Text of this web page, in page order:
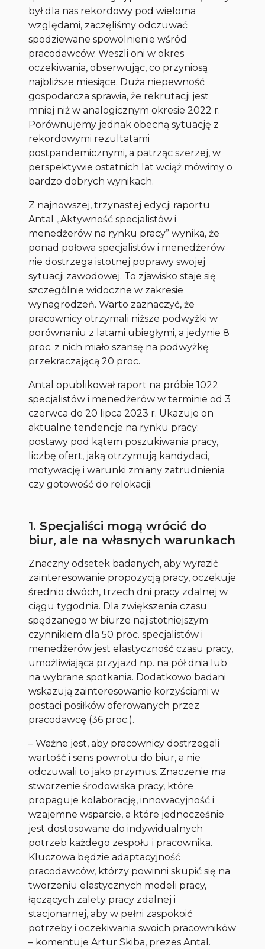
był dla nas rekordowy pod wieloma
względami, zaczęliśmy odczuwać
spodziewane spowolnienie wśród
pracodawców. Weszli oni w okres
oczekiwania, obserwując, co przyniosą
najbliższe miesiące. Duża niepewność
gospodarcza sprawia, że rekrutacji jest
mniej niż w analogicznym okresie 2022 r.
Porównujemy jednak obecną sytuację z
rekordowymi rezultatami
postpandemicznymi, a patrząc szerzej, w
perspektywie ostatnich lat wciąż mówimy o
bardzo dobrych wynikach.
Z najnowszej, trzynastej edycji raportu
Antal „Aktywność specjalistów i
menedżerów na rynku pracy” wynika, że
ponad połowa specjalistów i menedżerów
nie dostrzega istotnej poprawy swojej
sytuacji zawodowej. To zjawisko staje się
szczególnie widoczne w zakresie
wynagrodzeń. Warto zaznaczyć, że
pracownicy otrzymali niższe podwyżki w
porównaniu z latami ubiegłymi, a jedynie 8
proc. z nich miało szansę na podwyżkę
przekraczającą 20 proc.
Antal opublikował raport na próbie 1022
specjalistów i menedżerów w terminie od 3
czerwca do 20 lipca 2023 r. Ukazuje on
aktualne tendencje na rynku pracy:
postawy pod kątem poszukiwania pracy,
liczbę ofert, jaką otrzymują kandydaci,
motywację i warunki zmiany zatrudnienia
czy gotowość do relokacji.
1. Specjaliści mogą wrócić do
biur, ale na własnych warunkach
Znaczny odsetek badanych, aby wyrazić
zainteresowanie propozycją pracy, oczekuje
średnio dwóch, trzech dni pracy zdalnej w
ciągu tygodnia. Dla zwiększenia czasu
spędzanego w biurze najistotniejszym
czynnikiem dla 50 proc. specjalistów i
menedżerów jest elastyczność czasu pracy,
umożliwiająca przyjazd np. na pół dnia lub
na wybrane spotkania. Dodatkowo badani
wskazują zainteresowanie korzyściami w
postaci posiłków oferowanych przez
pracodawcę (36 proc.).
– Ważne jest, aby pracownicy dostrzegali
wartość i sens powrotu do biur, a nie
odczuwali to jako przymus. Znaczenie ma
stworzenie środowiska pracy, które
propaguje kolaborację, innowacyjność i
wzajemne wsparcie, a które jednocześnie
jest dostosowane do indywidualnych
potrzeb każdego zespołu i pracownika.
Kluczowa będzie adaptacyjność
pracodawców, którzy powinni skupić się na
tworzeniu elastycznych modeli pracy,
łączących zalety pracy zdalnej i
stacjonarnej, aby w pełni zaspokoić
potrzeby i oczekiwania swoich pracowników
– komentuje Artur Skiba, prezes Antal.